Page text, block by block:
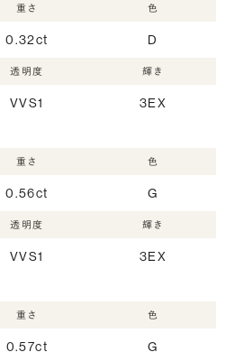
重さ
0.32ct
色
D
透明度
VVS1
輝き
3EX
重さ
0.56ct
色
G
透明度
VVS1
輝き
3EX
重さ
0.57ct
色
G